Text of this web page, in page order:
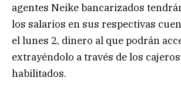
agentes Neike bancarizados
los salarios en sus respectivas
el lunes 2, dinero al que podrán
extrayéndolo a través de los
habilitados.